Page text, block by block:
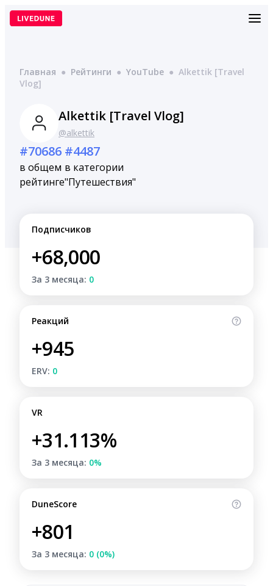
Перейти
Главная ● Рейтинги ● YouTube ● Alkettik [Travel
Vlog]
Alkettik [Travel Vlog]
@alkettik
#70686
в общем
рейтинге
#4487
в категории
"Путешествия"
Подписчиков
+68,000
За 3 месяца: 0
Реакций
+945
ERV: 0
VR
+31.113%
За 3 месяца: 0%
DuneScore
+801
За 3 месяца: 0 (0%)